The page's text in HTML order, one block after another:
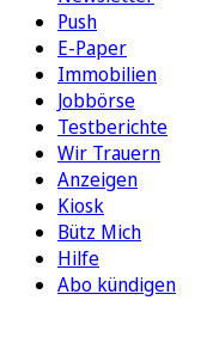
Push
E-Paper
Immobilien
Jobbörse
Testberichte
Wir Trauern
Anzeigen
Kiosk
Bütz Mich
Hilfe
Abo kündigen